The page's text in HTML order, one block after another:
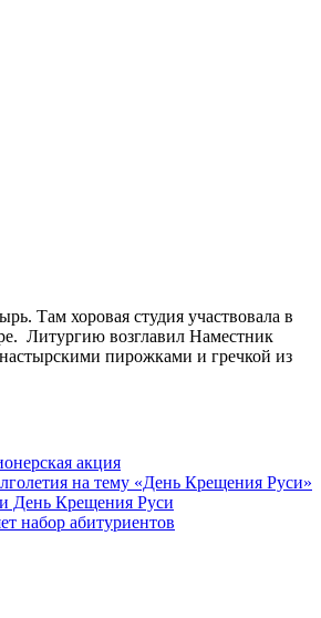
Там хоровая студия участвовала в
Литургию возглавил Наместник
пирожками и гречкой из
акция
на тему «День Крещения Руси»
День Крещения Руси
набор абитуриентов